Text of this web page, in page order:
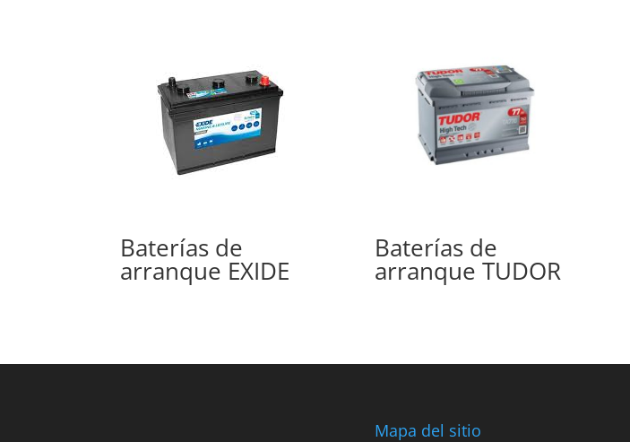
Baterías de
arranque EXIDE
Baterías de
arranque TUDOR
Mapa del sitio